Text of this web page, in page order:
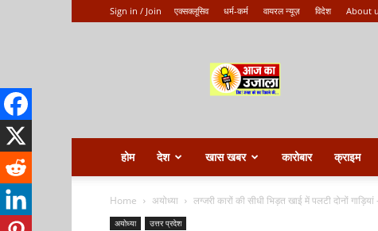
Sign in / Join एक्सक्लूसिव धर्म-कर्म वायरल न्यूज़ विदेश About
ka
ujala
होम देश खास खबर कारोबार क्राइम
Home अयोध्या लग्जरी कारों की सीधी भिड़त खाई में पलटी दोनों गाड़ियां
अयोध्या उत्तर प्रदेश